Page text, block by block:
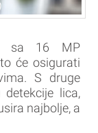
sa 16 MP
će osigurati
S druge
lica,
najbolje, a